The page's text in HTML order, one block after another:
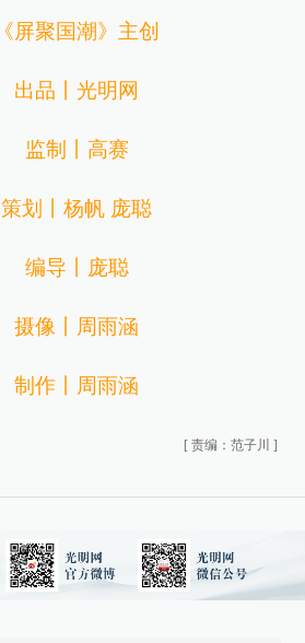
《屏聚国潮》主创
出品丨光明网
监制丨高赛
策划丨杨帆 庞聪
编导丨庞聪
摄像丨周雨涵
制作丨周雨涵
[ 责编：范子川 ]